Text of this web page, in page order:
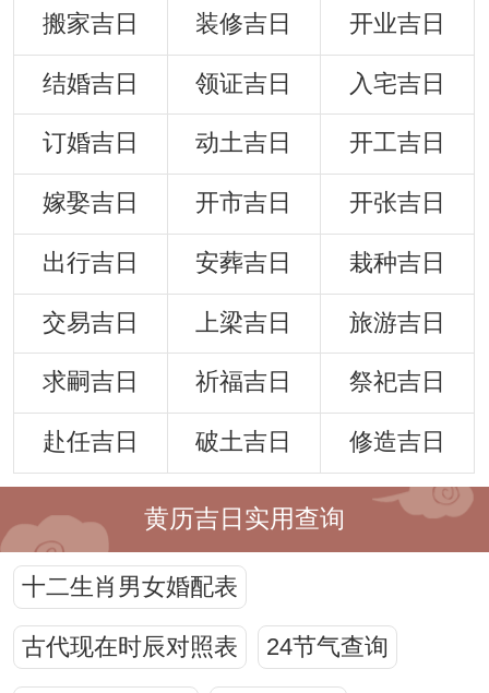
搬家吉日 装修吉日 开业吉日
结婚吉日 领证吉日 入宅吉日
订婚吉日 动土吉日 开工吉日
嫁娶吉日 开市吉日 开张吉日
出行吉日 安葬吉日 栽种吉日
交易吉日 上梁吉日 旅游吉日
求嗣吉日 祈福吉日 祭祀吉日
赴任吉日 破土吉日 修造吉日
黄历吉日实用查询
十二生肖男女婚配表
古代现在时辰对照表 24节气查询